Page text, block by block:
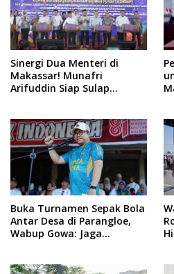
Sinergi Dua Menteri di
Makassar! Munafri
Arifuddin Siap Sulap
Baru
Buka Turnamen Sepak Bola
Antar Desa di Parangloe,
Wabup Gowa: Jaga